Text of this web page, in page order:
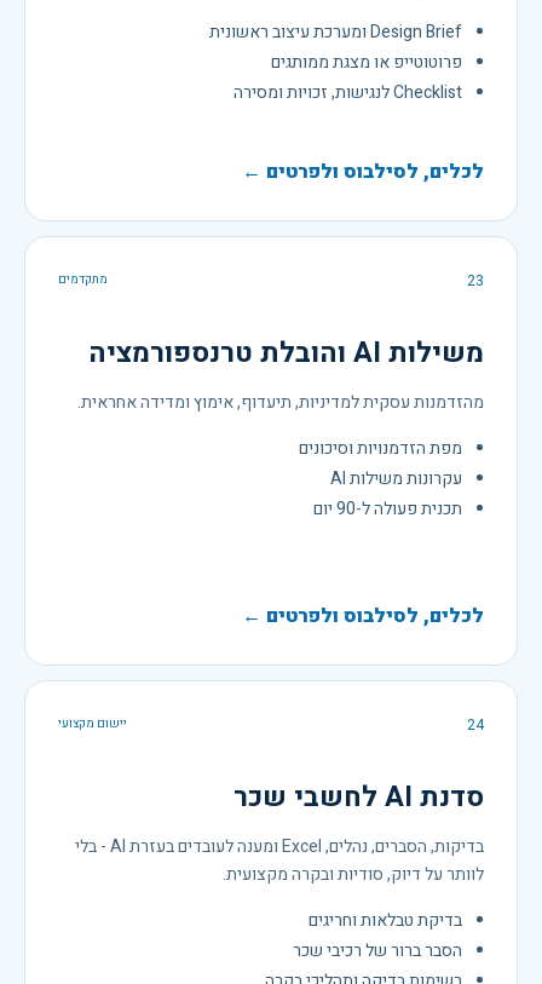
Design Brief ומערכת עיצוב ראשונית
פרוטוטייפ או מצגת ממותגים
Checklist לנגישות, זכויות ומסירה
לכלים, לסילבוס ולפרטים ←
23 מתקדמים
משילות AI והובלת טרנספורמציה
מהזדמנות עסקית למדיניות, תיעדוף, אימוץ ומדידה אחראית.
מפת הזדמנויות וסיכונים
עקרונות משילות AI
תכנית פעולה ל-90 יום
לכלים, לסילבוס ולפרטים ←
24 יישום מקצועי
סדנת AI לחשבי שכר
בדיקות, הסברים, נהלים, Excel ומענה לעובדים בעזרת AI - בלי
לוותר על דיוק, סודיות ובקרה מקצועית.
בדיקת טבלאות וחריגים
הסבר ברור של רכיבי שכר